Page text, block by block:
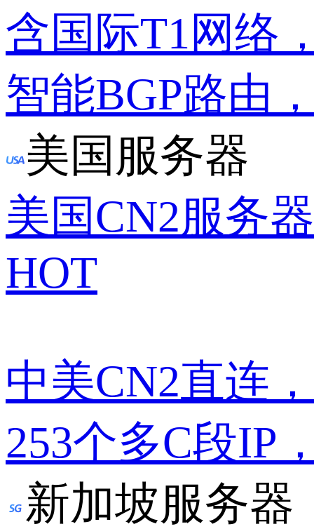
含国际T1网络
智能BGP路由
美国服务器
美国CN2服务器
HOT
中美CN2直连
253个多C段IP
新加坡服务器